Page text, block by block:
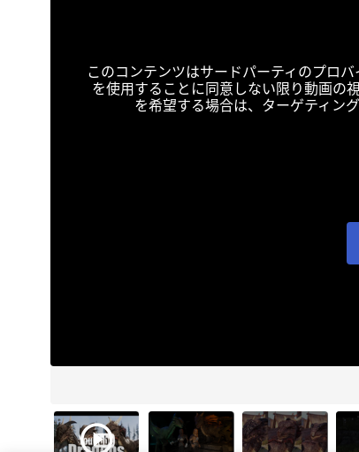
このコンテンツはサードパーティのプロ
を使用することに同意しない限り動画の
を希望する場合は、ターゲティン